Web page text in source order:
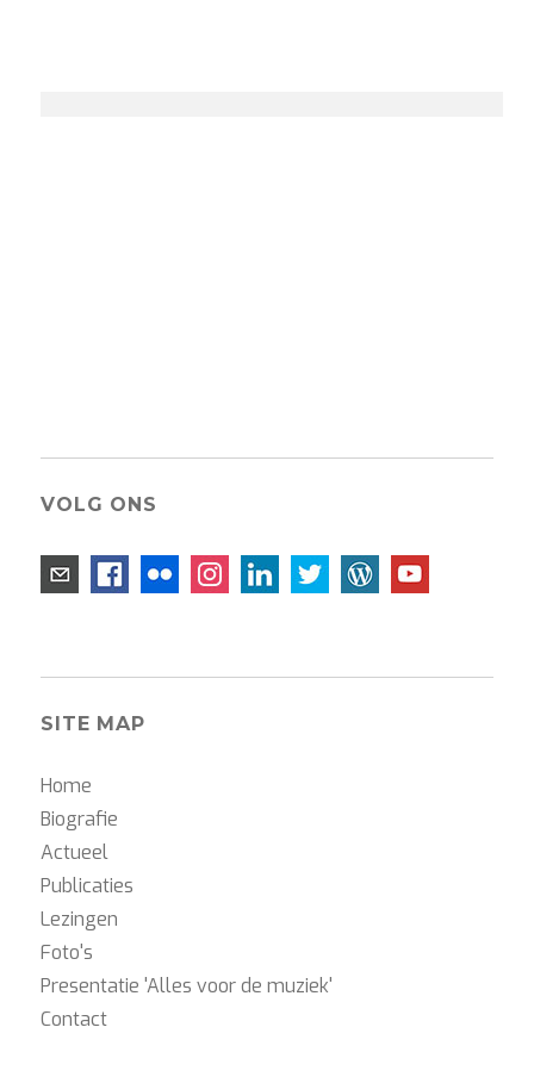
VOLG ONS
SITE MAP
Home
Biografie
Actueel
Publicaties
Lezingen
Foto's
Presentatie 'Alles voor de muziek'
Contact